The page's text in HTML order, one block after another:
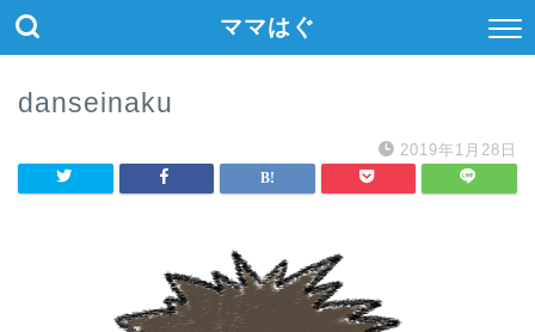
ママはぐ
danseinaku
2019年1月28日